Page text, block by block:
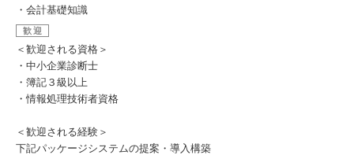
・会計基礎知識
歓迎
＜歓迎される資格＞
・中小企業診断士
・簿記３級以上
・情報処理技術者資格
＜歓迎される経験＞
下記パッケージシステムの提案・導入構築